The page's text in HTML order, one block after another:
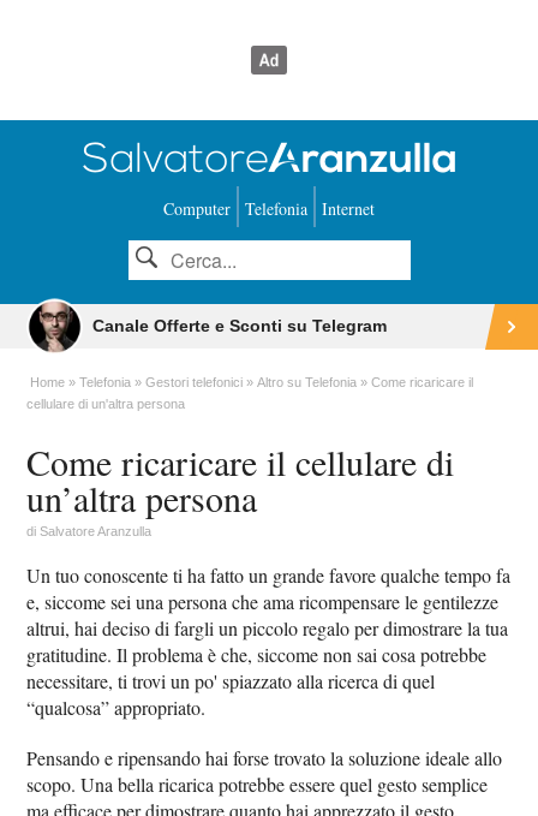
Computer Telefonia Internet
Canale Offerte e Sconti su Telegram
Home Telefonia Gestori telefonici Altro su Telefonia
Come ricaricare il
cellulare di un'altra persona
Come ricaricare il cellulare di
un’altra persona
diSalvatore Aranzulla
Un tuo conoscente ti ha fatto un grande favore qualche tempo fa
e, siccome sei una persona che ama ricompensare le gentilezze
altrui, hai deciso di fargli un piccolo regalo per dimostrare la tua
gratitudine. Il problema è che, siccome non sai cosa potrebbe
necessitare, ti trovi un po' spiazzato alla ricerca di quel
“qualcosa” appropriato.
Pensando e ripensando hai forse trovato la soluzione ideale allo
scopo. Una bella ricarica potrebbe essere quel gesto semplice
ma efficace per dimostrare quanto hai apprezzato il gesto,